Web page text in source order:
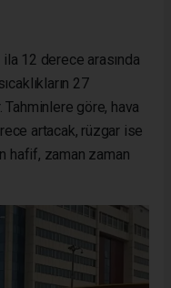
ila 12 derece arasında
27
göre, hava
artacak, rüzgar ise
hafif, zaman zaman